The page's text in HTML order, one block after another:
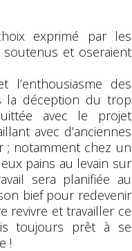
exprimé par les
soutenus et oseraient
des
la déception du trop
avec le projet
avec d’anciennes
; notamment chez un
pains au levain sur
sera planifiée au
bief pour redevenir
revivre et travailler ce
toujours prêt à se
!